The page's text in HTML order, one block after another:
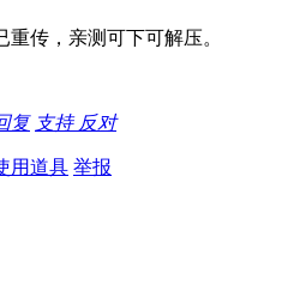
重传，亲测可下可解压。
复 支持 反对
用道具 举报